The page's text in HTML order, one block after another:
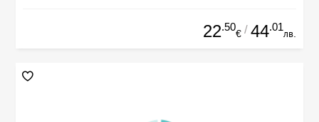
22.50
€ / 44.01
лв.